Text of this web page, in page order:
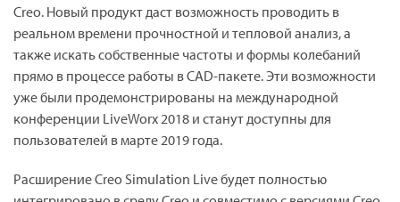
Creo. Новый продукт даст возможность проводить в
реальном времени прочностной и тепловой анализ, а
также искать собственные частоты и формы колебаний
прямо в процессе работы в CAD-пакете. Эти возможности
уже были продемонстрированы на международной
конференции LiveWorx 2018 и станут доступны для
пользователей в марте 2019 года.
Расширение Creo Simulation Live будет полностью